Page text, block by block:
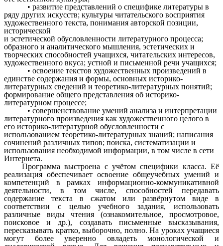
• развитие представлений о специфике литературы в
ряду других искусств; культуры читательского восприятия
художественного текста, понимания авторской позиции,
исторической
и эстетической обусловленности литературного процесса;
образного и аналитического мышления, эстетических и
творческих способностей учащихся, читательских интересов,
художественного вкуса; устной и письменной речи учащихся;
• освоение текстов художественных произведений в
единстве содержания и формы, основных историко-
литературных сведений и теоретико-литературных понятий;
формирование общего представления об историко-
литературном процессе;
• совершенствование умений анализа и интерпретации
литературного произведения как художественного целого в
его историко-литературной обусловленности с
использованием теоретико-литературных знаний; написания
сочинений различных типов; поиска, систематизации и
использования необходимой информации, в том числе в сети
Интернета.
Программа выстроена с учётом специфики класса. Её
реализация обеспечивает освоение общеучебных умений и
компетенций в рамках информационно-коммуникативной
деятельности, в том числе, способностей передавать
содержание текста в сжатом или развёрнутом виде в
соответствии с целью учебного задания, использовать
различные виды чтения (ознакомительное, просмотровое,
поисковое и др.), создавать письменные высказывания,
пересказывать кратко, выборочно, полно. На уроках учащиеся
могут более уверенно овладеть монологической и